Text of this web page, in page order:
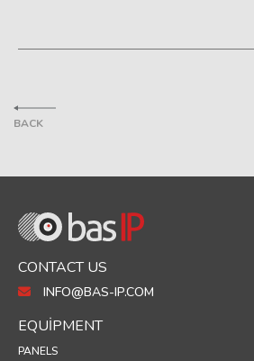
BACK
CONTACT US
INFO@BAS-IP.COM
EQUIPMENT
PANELS